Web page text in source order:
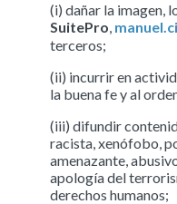
(i) dañar la imagen,
SuitePro,
terceros;
(ii) incurrir en
la buena fe y al
(iii) difundir
racista, xenófobo,
amenazante,
apología del
derechos humanos;